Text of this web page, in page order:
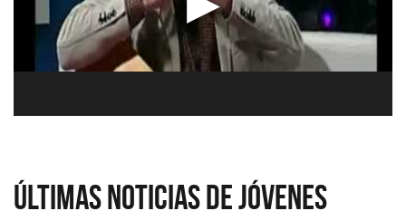
Últimas Noticias de Jóvenes